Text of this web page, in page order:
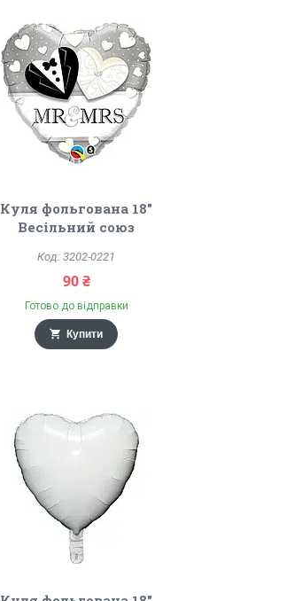
Куля фольгована 18"
Весільний союз
3202-0221
90 ₴
Готово до відправки
Купити